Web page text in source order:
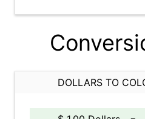
DOLLARS TO